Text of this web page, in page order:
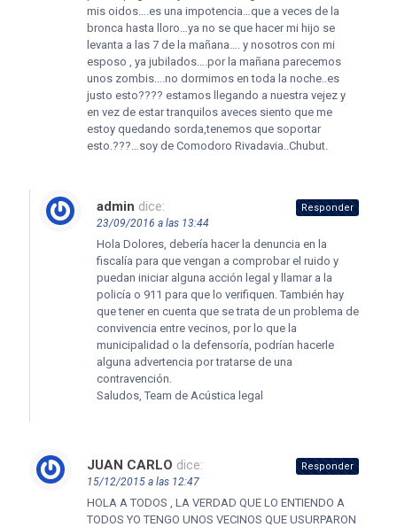
mis oidos….es una impotencia…que a veces de la
bronca hasta lloro…ya no se que hacer mi hijo se
levanta a las 7 de la mañana…. y nosotros con mi
esposo , ya jubilados….por la mañana parecemos
unos zombis….no dormimos en toda la noche..es
justo esto???? estamos llegando a nuestra vejez y
en vez de estar tranquilos aveces siento que me
estoy quedando sorda,tenemos que soportar
esto.???…soy de Comodoro Rivadavia..Chubut.
admin dice:
23/09/2016 a las 13:44
Hola Dolores, debería hacer la denuncia en la
fiscalía para que vengan a comprobar el ruido y
puedan iniciar alguna acción legal y llamar a la
policía o 911 para que lo verifiquen. También hay
que tener en cuenta que se trata de un problema de
convivencia entre vecinos, por lo que la
municipalidad o la defensoría, podrían hacerle
alguna advertencia por tratarse de una
contravención.
Saludos, Team de Acústica legal
Responder
JUAN CARLO dice:
15/12/2015 a las 12:47
HOLA A TODOS , LA VERDAD QUE LO ENTIENDO A
TODOS YO TENGO UNOS VECINOS QUE USURPARON
Responder